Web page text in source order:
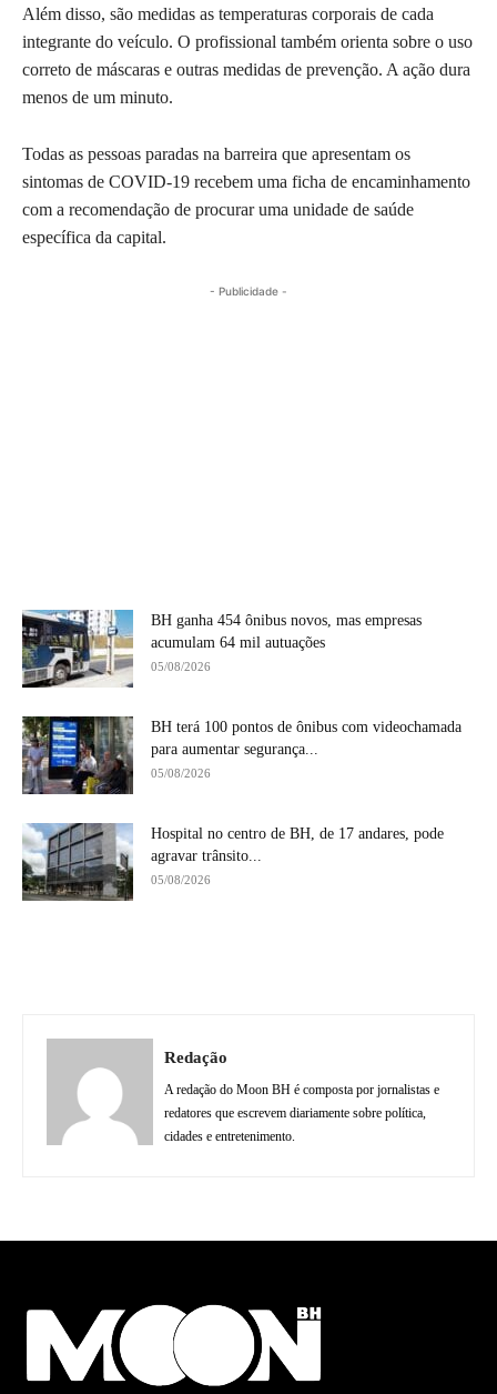
Além disso, são medidas as temperaturas corporais de cada
integrante do veículo. O profissional também orienta sobre o uso
correto de máscaras e outras medidas de prevenção. A ação dura
menos de um minuto.
Todas as pessoas paradas na barreira que apresentam os
sintomas de COVID-19 recebem uma ficha de encaminhamento
com a recomendação de procurar uma unidade de saúde
específica da capital.
- Publicidade -
BH ganha 454 ônibus novos, mas empresas
acumulam 64 mil autuações
05/08/2026
BH terá 100 pontos de ônibus com videochamada
para aumentar segurança...
05/08/2026
Hospital no centro de BH, de 17 andares, pode
agravar trânsito...
05/08/2026
Redação
A redação do Moon BH é composta por jornalistas e
redatores que escrevem diariamente sobre política,
cidades e entretenimento.